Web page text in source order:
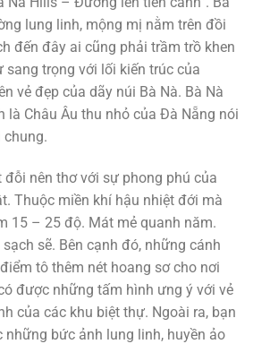
lung linh, mộng mị nằm trên đồi
đến đây ai cũng phải trầm trồ khen
sang trọng với lối kiến trúc của
vẻ đẹp của dãy núi Bà Nà. Bà Nà
là Châu Âu thu nhỏ của Đà Nẵng nói
chung.
đỗi nên thơ với sự phong phú của
Thuộc miền khí hậu nhiệt đới mà
15 – 25 độ. Mát mẻ quanh năm.
sẽ. Bên cạnh đó, những cánh
tô thêm nét hoang sơ cho nơi
được những tấm hình ưng ý với vẻ
của các khu biệt thự. Ngoài ra, bạn
những bức ảnh lung linh, huyền ảo